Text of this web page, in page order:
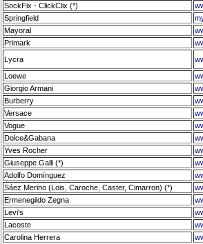
SockFix - ClickClix (*)
Springfield
Mayoral
Primark
Lycra
Loewe
Giorgio Armani
Burberry
Versace
Vogue
Dolce&Gabana
Yves Rocher
Giuseppe Galli (*)
Adolfo Domínguez
Sáez Merino (Lois, Caroche, Caster, Cimarron) (*)
Ermenegildo Zegna
Levi's
Lacoste
Carolina Herrera